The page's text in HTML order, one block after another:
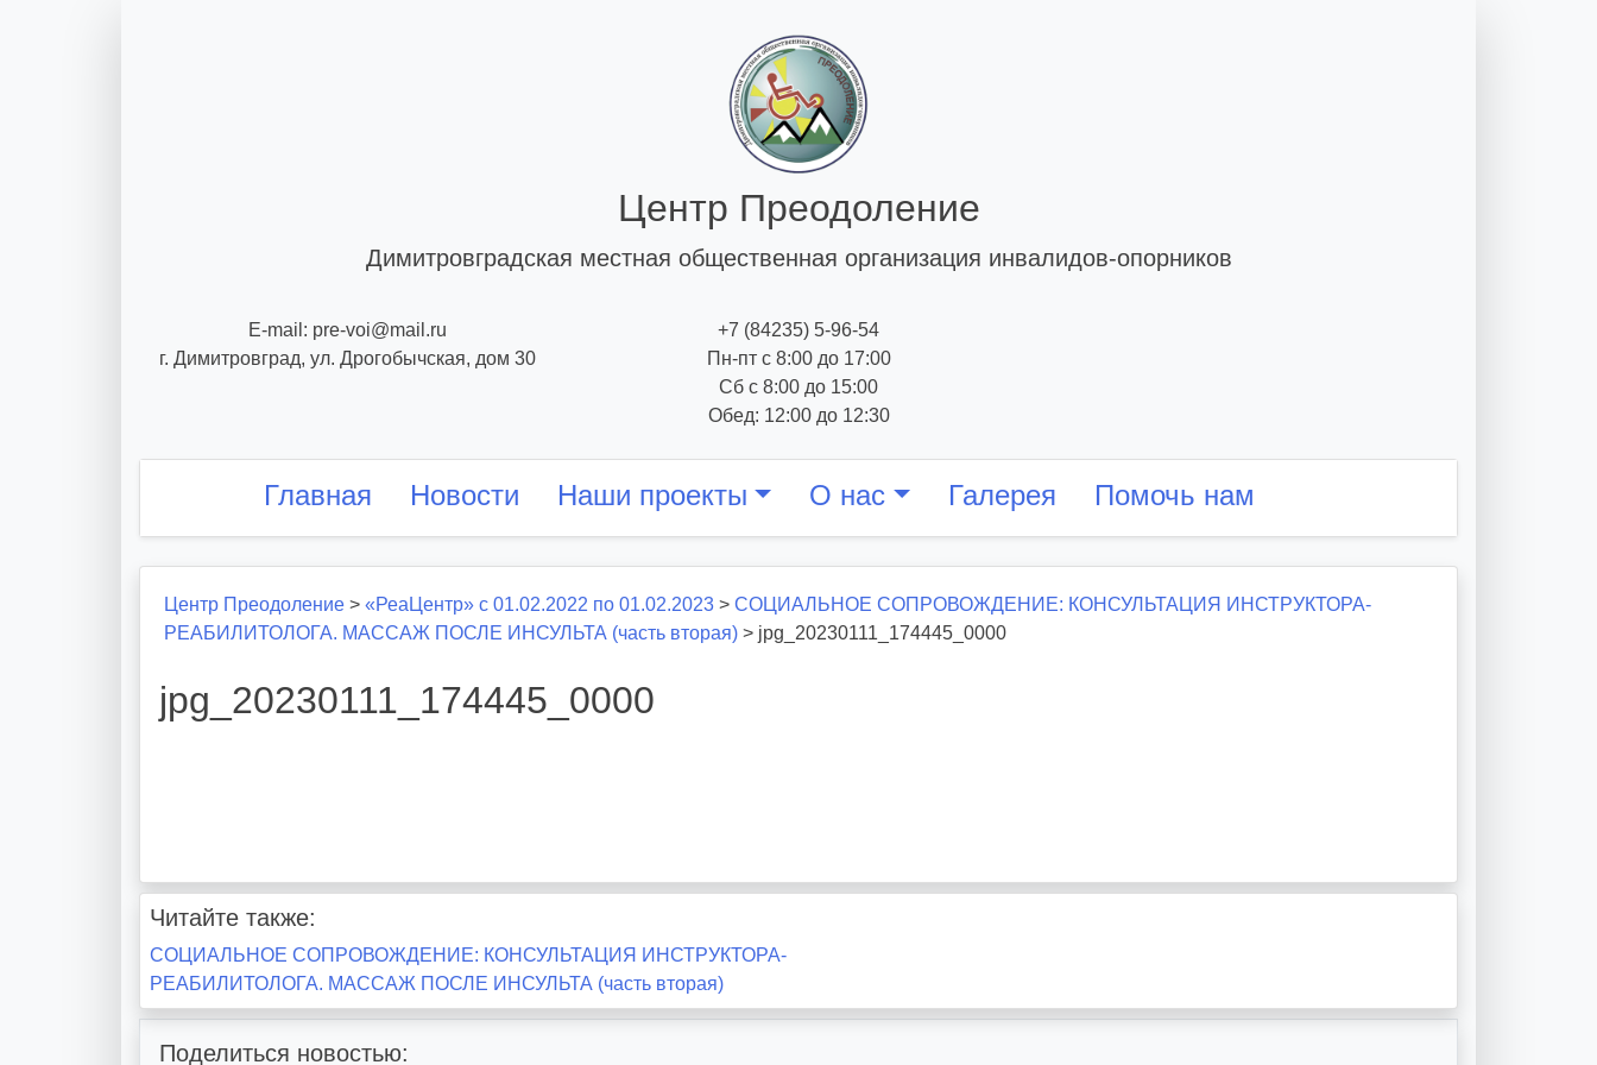
Центр Преодоление
Димитровградская местная общественная организация инвалидов-опорников
E-mail: pre-voi@mail.ru
г. Димитровград, ул. Дрогобычская, дом 30
+7 (84235) 5-96-54
Пн-пт с 8:00 до 17:00
Сб с 8:00 до 15:00
Обед: 12:00 до 12:30
Главная Новости Наши проекты О нас Галерея Помочь нам
Центр Преодоление > «РеаЦентр» с 01.02.2022 по 01.02.2023 > СОЦИАЛЬНОЕ СОПРОВОЖДЕНИЕ: КОНСУЛЬТАЦИЯ ИНСТРУКТОРА-
РЕАБИЛИТОЛОГА. МАССАЖ ПОСЛЕ ИНСУЛЬТА (часть вторая) > jpg_20230111_174445_0000
jpg_20230111_174445_0000
Читайте также:
Навигация
по
записям
СОЦИАЛЬНОЕ СОПРОВОЖДЕНИЕ: КОНСУЛЬТАЦИЯ ИНСТРУКТОРА-
РЕАБИЛИТОЛОГА. МАССАЖ ПОСЛЕ ИНСУЛЬТА (часть вторая)
Поделиться новостью: